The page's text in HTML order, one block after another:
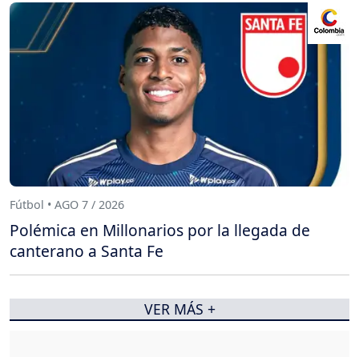
Fútbol • AGO 7 / 2026
Polémica en Millonarios por la llegada de
canterano a Santa Fe
VER MÁS +